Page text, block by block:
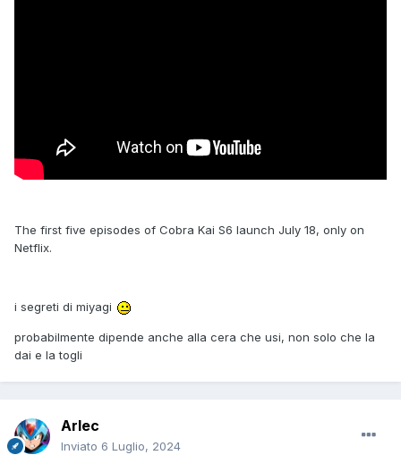
The first five episodes of Cobra Kai S6 launch July 18, only on
Netflix.
i segreti di miyagi
probabilmente dipende anche alla cera che usi, non solo che la
dai e la togli
Arlec
Inviato 6 Luglio, 2024